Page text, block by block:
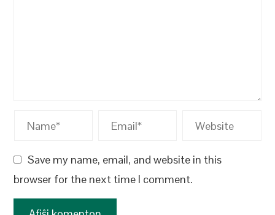
Save my name, email, and website in this
browser for the next time I comment.